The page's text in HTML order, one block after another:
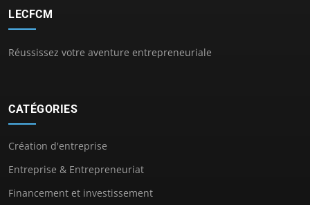
LECFCM
Réussissez votre aventure entrepreneuriale
CATÉGORIES
Création d'entreprise
Entreprise & Entrepreneuriat
Financement et investissement